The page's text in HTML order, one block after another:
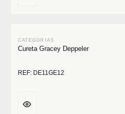
Cureta Gracey Deppeler
REF: DE11GE12